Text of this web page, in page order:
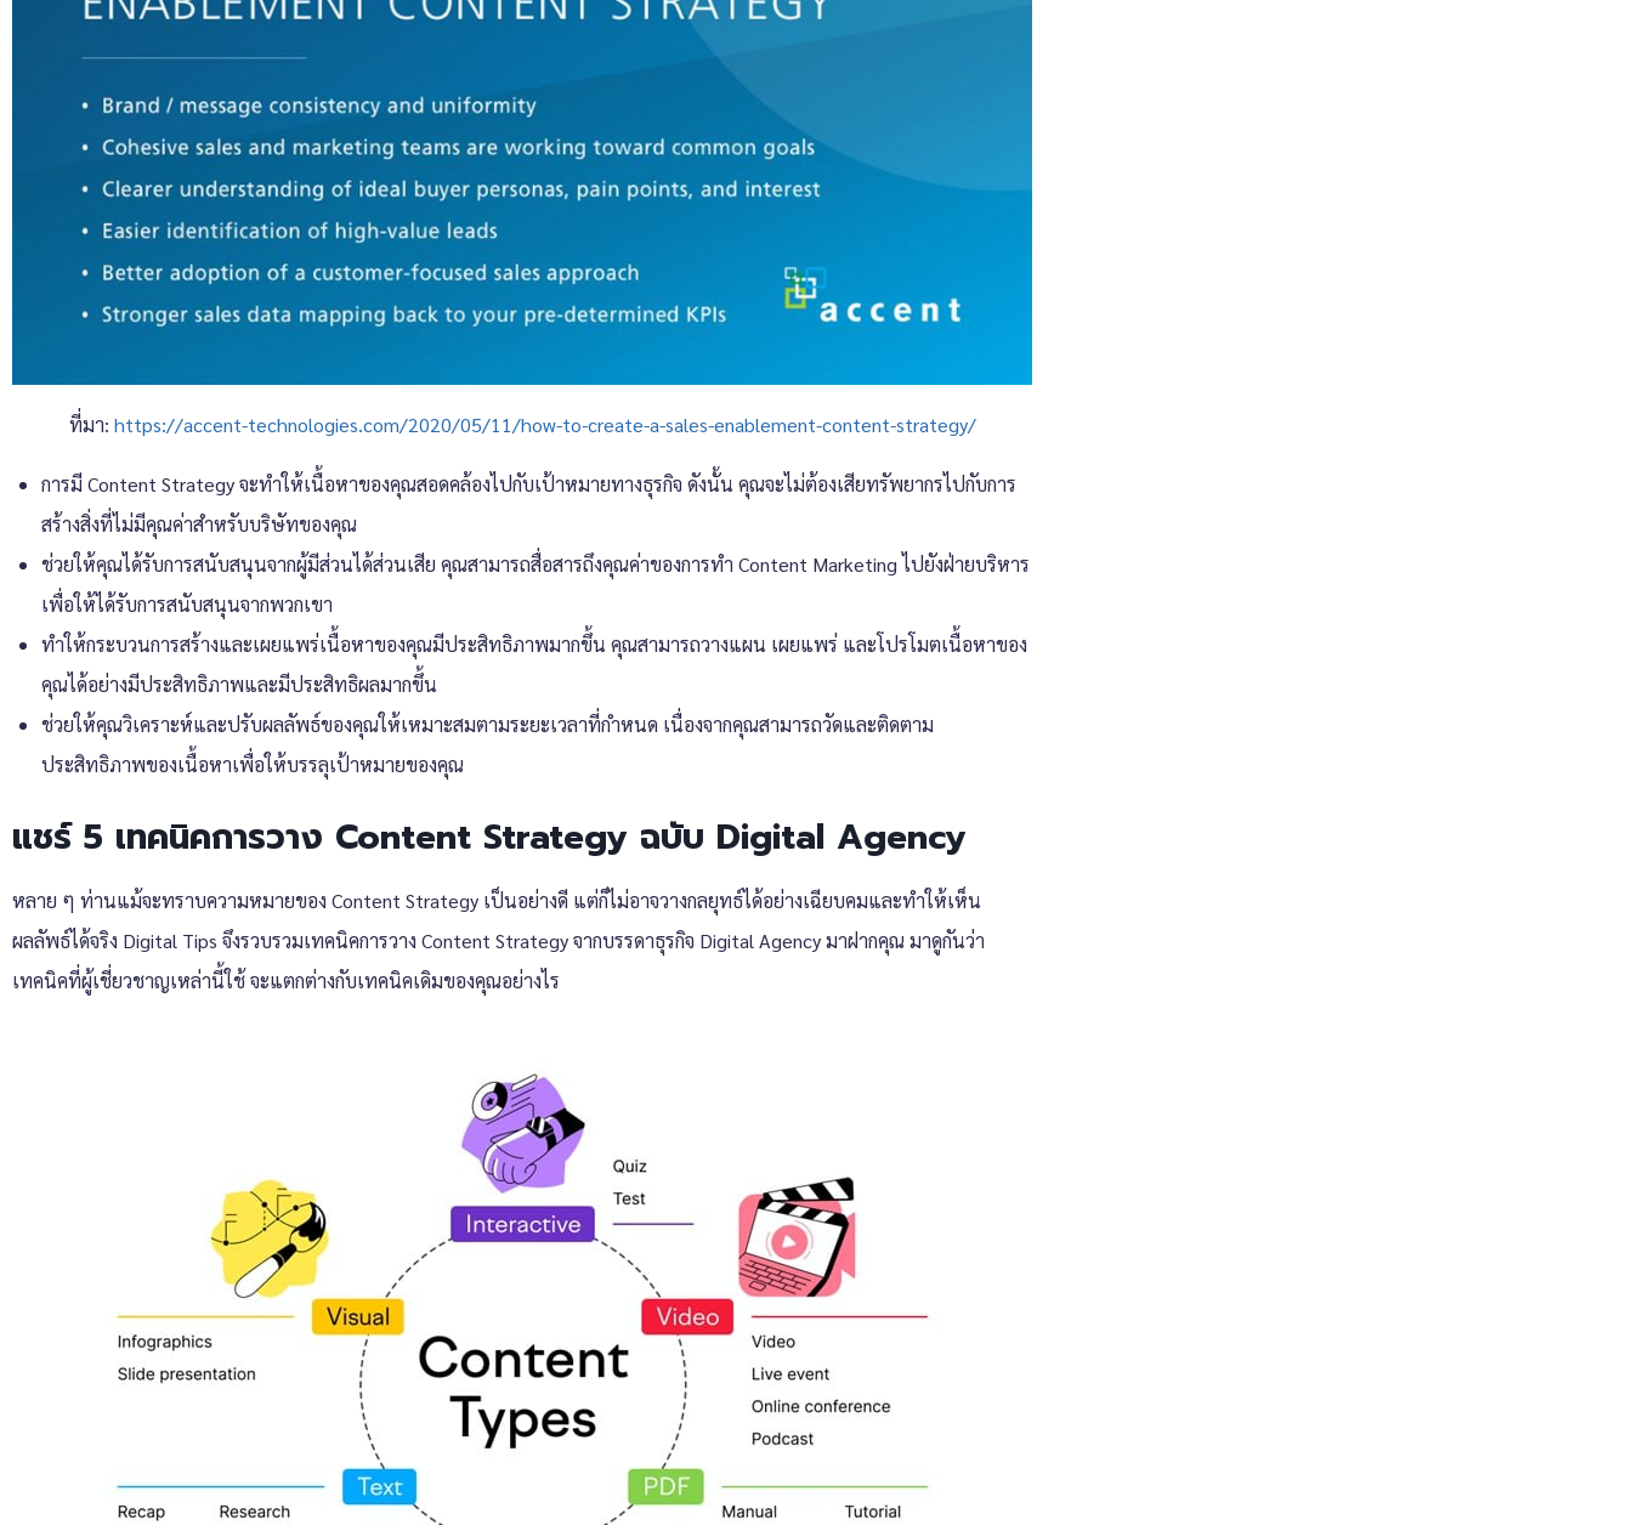
ที่มา: https://accent-technologies.com/2020/05/11/how-to-create-a-sales-enablement-content-strategy/
การมี Content Strategy จะทำให้เนื้อหาของคุณสอดคล้องไปกับเป้าหมายทางธุรกิจ ดังนั้น คุณจะไม่ต้องเสียทรัพยากรไปกับการ
สร้างสิ่งที่ไม่มีคุณค่าสำหรับบริษัทของคุณ
ช่วยให้คุณได้รับการสนับสนุนจากผู้มีส่วนได้ส่วนเสีย คุณสามารถสื่อสารถึงคุณค่าของการทำ Content Marketing ไปยังฝ่ายบริหาร
เพื่อให้ได้รับการสนับสนุนจากพวกเขา
ทำให้กระบวนการสร้างและเผยแพร่เนื้อหาของคุณมีประสิทธิภาพมากขึ้น คุณสามารถวางแผน เผยแพร่ และโปรโมตเนื้อหาของ
คุณได้อย่างมีประสิทธิภาพและมีประสิทธิผลมากขึ้น
ช่วยให้คุณวิเคราะห์และปรับผลลัพธ์ของคุณให้เหมาะสมตามระยะเวลาที่กำหนด เนื่องจากคุณสามารถวัดและติดตาม
ประสิทธิภาพของเนื้อหาเพื่อให้บรรลุเป้าหมายของคุณ
แชร์ 5 เทคนิคการวาง Content Strategy ฉบับ Digital Agency
หลาย ๆ ท่านแม้จะทราบความหมายของ Content Strategy เป็นอย่างดี แต่ก็ไม่อาจวางกลยุทธ์ได้อย่างเฉียบคมและทำให้เห็น
ผลลัพธ์ได้จริง Digital Tips จึงรวบรวมเทคนิคการวาง Content Strategy จากบรรดาธุรกิจ Digital Agency มาฝากคุณ มาดูกันว่า
เทคนิคที่ผู้เชี่ยวชาญเหล่านี้ใช้ จะแตกต่างกับเทคนิคเดิมของคุณอย่างไร